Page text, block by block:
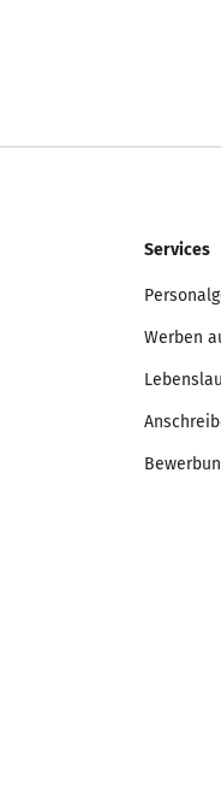
Services
Werben